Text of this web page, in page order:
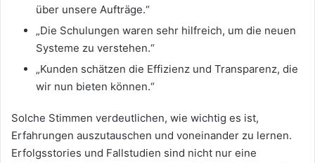
über unsere Aufträge.“
„Die Schulungen waren sehr hilfreich, um die neuen
Systeme zu verstehen.“
„Kunden schätzen die Effizienz und Transparenz, die
wir nun bieten können.“
Solche Stimmen verdeutlichen, wie wichtig es ist,
Erfahrungen auszutauschen und voneinander zu lernen.
Erfolgsstories und Fallstudien sind nicht nur eine